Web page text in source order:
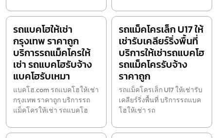
รถแบคโฮให้เช่า
กรุงเทพ ราคาถูก
บริการรถแม็คโครให้
เช่า รถแบคโฮรับจ้าง
แบคโฮรับเหมา
แบคโฮ.com รถแบคโฮให้เช่า
กรุงเทพ ราคาถูก บริการรถ
แม็คโครให้เช่า รถแบคโฮ
รถแม็คโครเล็ก U17 ให้
เช่ารับเคลียร์ริ่งพื้นที่
บริการให้เช่ารถแบคโฮ
รถแม็คโครรับจ้าง
ราคาถูก
รถแม็คโครเล็ก U17 ให้เช่ารับ
เคลียร์ริ่งพื้นที่ บริการรถแบค
โฮให้เช่า รถ